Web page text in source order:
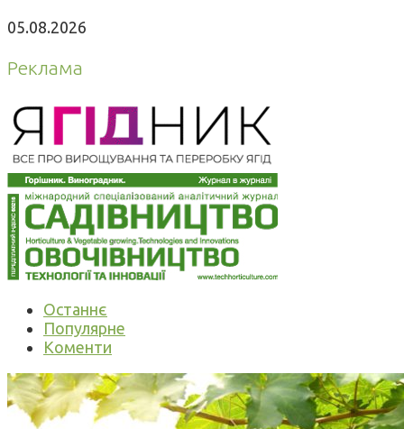
05.08.2026
Реклама
Останнє
Популярне
Коменти